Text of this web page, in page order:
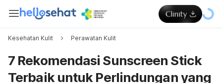
Kesehatan Kulit Perawatan Kulit
7 Rekomendasi Sunscreen Stick
Terbaik untuk Perlindungan yang